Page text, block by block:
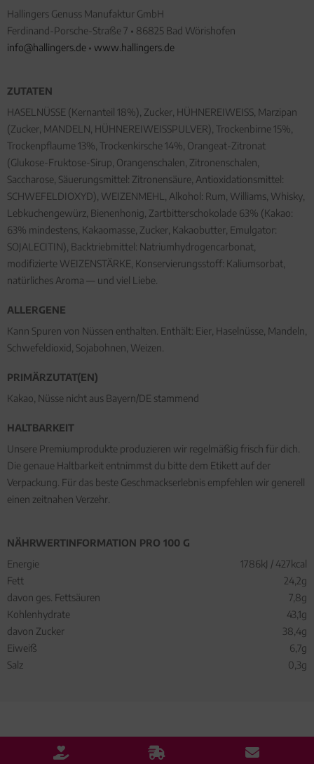
Hallingers Genuss Manufaktur GmbH
Ferdinand-Porsche-Straße 7 • 86825 Bad Wörishofen
info@hallingers.de • www.hallingers.de
ZUTATEN
HASELNÜSSE (Kernanteil 18%), Zucker, HÜHNEREIWEISS, Marzipan
(Zucker, MANDELN, HÜHNEREIWEISSPULVER), Trockenbirne 15%,
Trockenpflaume 13%, Trockenkirsche 14%, Orangeat-Zitronat
(Glukose-Fruktose-Sirup, Orangenschalen, Zitronenschalen,
Saccharose, Säuerungsmittel: Zitronensäure, Antioxidationsmittel:
SCHWEFELDIOXYD), WEIZENMEHL, Alkohol: Rum, Williams, Whisky,
Lebkuchengewürz, Bienenhonig, Zartbitterschokolade 63% (Kakao:
63% mindestens, Kakaomasse, Zucker, Kakaobutter, Emulgator:
SOJALECITIN), Backtriebmittel: Natriumhydrogencarbonat,
modifizierte WEIZENSTÄRKE, Konservierungsstoff: Kaliumsorbat,
natürliches Aroma — und viel Liebe.
ALLERGENE
Kann Spuren von Nüssen enthalten. Enthält: Eier, Haselnüsse, Mandeln,
Schwefeldioxid, Sojabohnen, Weizen.
PRIMÄRZUTAT(EN)
Kakao, Nüsse nicht aus Bayern/DE stammend
HALTBARKEIT
Unsere Premiumprodukte produzieren wir regelmäßig frisch für dich.
Die genaue Haltbarkeit entnimmst du bitte dem Etikett auf der
Verpackung. Für das beste Geschmackserlebnis empfehlen wir generell
einen zeitnahen Verzehr.
NÄHRWERTINFORMATION PRO 100 G
Energie
1786kJ / 427kcal
Fett
24,2g
davon ges. Fettsäuren
7,8g
Kohlenhydrate
43,1g
davon Zucker
38,4g
Eiweiß
6,7g
Salz
0,3g